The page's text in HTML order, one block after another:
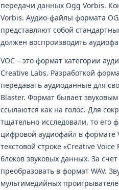
передачи данных Ogg Vorbis.
Vorbis. Аудио-файлы формата
представляют собой
должен воспроизводить
VOC – это формат категории
Creative Labs. Разработкой
передавать аудиоданные для
Blaster. Формат бывает
ссылаются как на голос. Для
тщательно исследовали, то его
цифровой аудиофайл в формате
текстовой строке «Creative
блоков звуковых данных. За
преобразовать в формат WAV.
мультимедийных